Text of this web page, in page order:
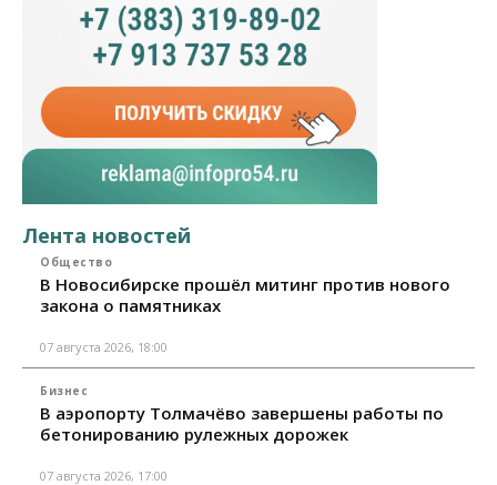
Лента новостей
Общество
В Новосибирске прошёл митинг против нового
закона о памятниках
07 августа 2026, 18:00
Бизнес
В аэропорту Толмачёво завершены работы по
бетонированию рулежных дорожек
07 августа 2026, 17:00